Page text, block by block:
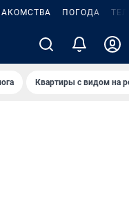
ПОГОДА
Квартиры с видом на